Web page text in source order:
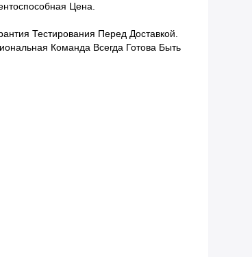
Цена.
Тестирования Перед Доставкой.
Команда Всегда Готова Быть